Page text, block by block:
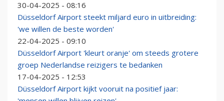
30-04-2025 - 08:16
Düsseldorf Airport steekt miljard euro in uitbreiding:
'we willen de beste worden'
22-04-2025 - 09:10
Düsseldorf Airport 'kleurt oranje' om steeds grotere
groep Nederlandse reizigers te bedanken
17-04-2025 - 12:53
Düsseldorf Airport kijkt vooruit na positief jaar: